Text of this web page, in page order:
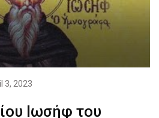
3, 2023
Ιωσήφ του